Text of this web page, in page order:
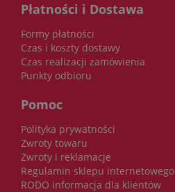
Płatności i Dostawa
Formy płatności
Czas i koszty dostawy
Czas realizacji zamówienia
Punkty odbioru
Pomoc
Polityka prywatności
Zwroty towaru
Zwroty i reklamacje
Regulamin sklepu internetowego
RODO informacja dla klientów